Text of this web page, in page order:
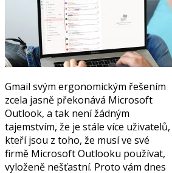
Gmail svým ergonomickým řešením
zcela jasně překonává Microsoft
Outlook, a tak není žádným
tajemstvím, že je stále více uživatelů,
kteří jsou z toho, že musí ve své
firmě Microsoft Outlooku používat,
vyloženě nešťastní. Proto vám dnes